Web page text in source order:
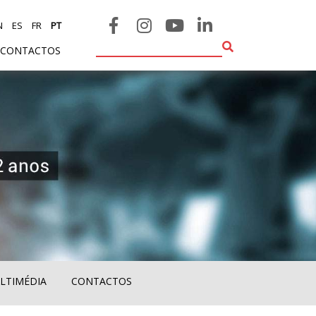
CONTACTOS
ES FR PT
CONTACTOS